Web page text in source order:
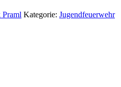
Praml Kategorie: Jugendfeuerwehr